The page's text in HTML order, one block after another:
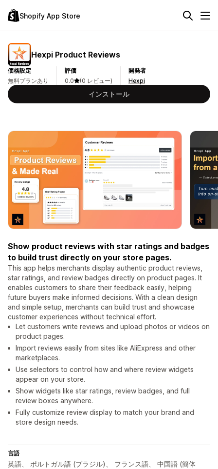
Shopify App Store
Hexpi Product Reviews
価格設定
無料プランあり
評価
0.0
(0 レビュー)
開発者
Hexpi
インストール
Show product reviews with star ratings and badges
to build trust directly on your store pages.
This app helps merchants display authentic product reviews,
star ratings, and review badges directly on product pages. It
enables customers to share their feedback easily, helping
future buyers make informed decisions. With a clean design
and simple setup, merchants can build trust and showcase
customer experiences without technical effort.
Let customers write reviews and upload photos or videos on
product pages.
Import reviews easily from sites like AliExpress and other
marketplaces.
Use selectors to control how and where review widgets
appear on your store.
Show widgets like star ratings, review badges, and full
review boxes anywhere.
Fully customize review display to match your brand and
store design needs.
言語
英語、 ポルトガル語 (ブラジル)、 フランス語、 中国語 (簡体